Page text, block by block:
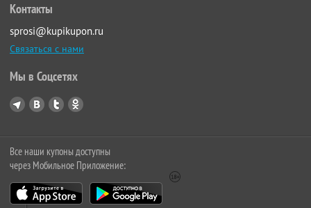
Контакты
sprosi@kupikupon.ru
Связаться с нами
Мы в Соцсетях
Все наши купоны доступны
через Мобильное Приложение: